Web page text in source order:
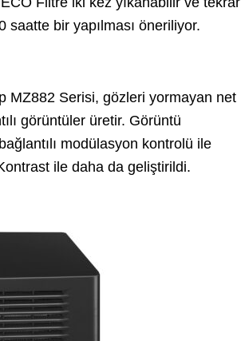
saatte bir yapılması öneriliyor.
MZ882 Serisi, gözleri yormayan net
görüntüler üretir. Görüntü
modülasyon kontrolü ile
ile daha da geliştirildi.